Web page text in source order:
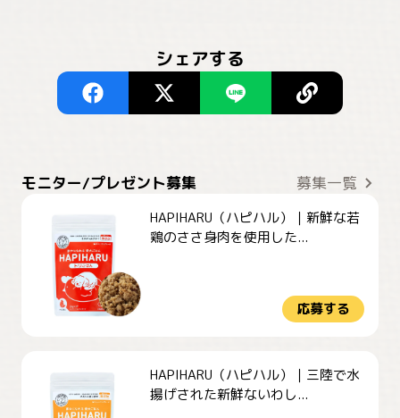
シェアする
モニター/プレゼント募集 募集一覧
HAPIHARU（ハピハル）｜新鮮な若
鶏のささ身肉を使用した...
応募する
HAPIHARU（ハピハル）｜三陸で水
揚げされた新鮮ないわし...